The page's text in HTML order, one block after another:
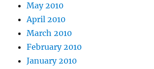
May 2010
April 2010
March 2010
February 2010
January 2010